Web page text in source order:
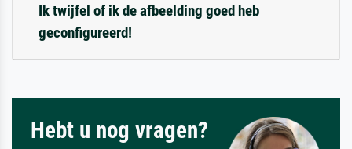
Ik twijfel of ik de afbeelding goed heb
geconfigureerd!
Hebt u nog vragen?